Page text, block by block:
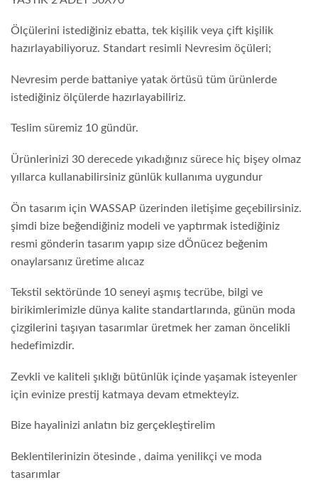
Ölçülerini istediğiniz ebatta, tek kişilik veya çift kişilik
hazırlayabiliyoruz. Standart resimli Nevresim öçüleri;
Nevresim perde battaniye yatak örtüsü tüm ürünlerde
istediğiniz ölçülerde hazırlayabiliriz.
Teslim süremiz 10 gündür.
Ürünlerinizi 30 derecede yıkadığınız sürece hiç bişey olmaz
yıllarca kullanabilirsiniz günlük kullanıma uygundur
Ön tasarım için WASSAP üzerinden iletişime geçebilirsiniz.
şimdi bize beğendiğiniz modeli ve yaptırmak istediğiniz
resmi gönderin tasarım yapıp size dÖnücez beğenim
onaylarsanız üretime alıcaz
Tekstil sektöründe 10 seneyi aşmış tecrübe, bilgi ve
birikimlerimizle dünya kalite standartlarında, günün moda
çizgilerini taşıyan tasarımlar üretmek her zaman öncelikli
hedefimizdir.
Zevkli ve kaliteli şıklığı bütünlük içinde yaşamak isteyenler
için evinize prestij katmaya devam etmekteyiz.
Bize hayalinizi anlatın biz gerçekleştirelim
Beklentilerinizin ötesinde , daima yenilikçi ve moda
tasarımlar